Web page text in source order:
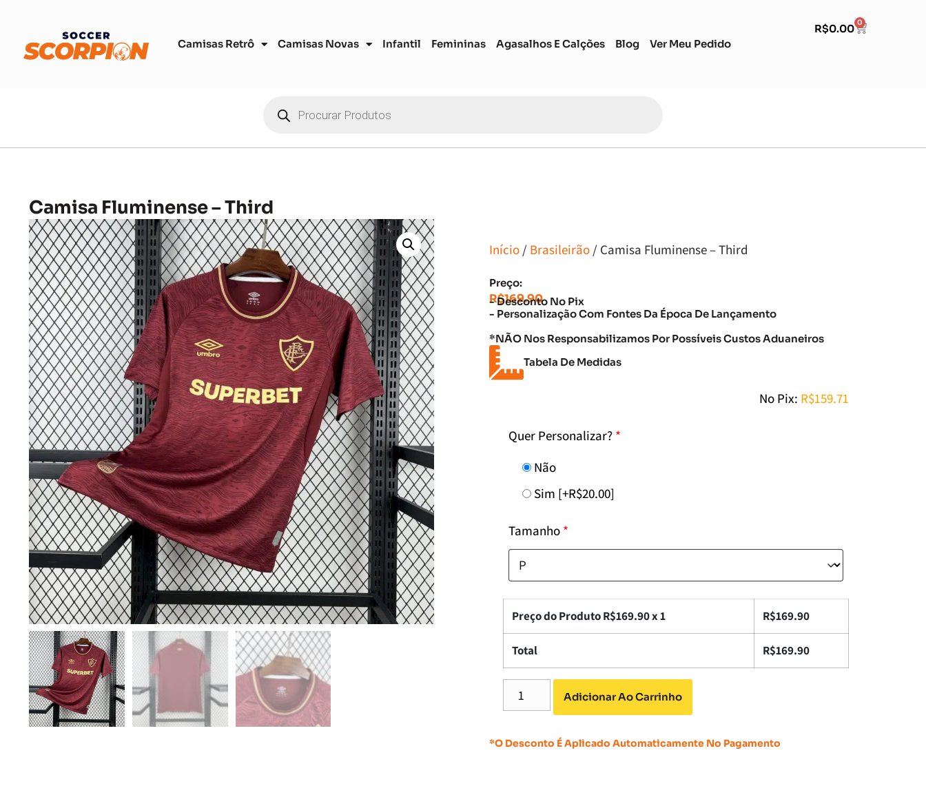
Camisas Retrô Camisas Novas Infantil Femininas Agasalhos E Calções Blog Ver Meu Pedido
R$0.00 0
Camisa Fluminense – Third
Início / Brasileirão / Camisa Fluminense – Third
Preço:
R$169.90
- Desconto No Pix
- Personalização Com Fontes Da Época De Lançamento
*NÃO Nos Responsabilizamos Por Possíveis Custos Aduaneiros
Tabela De Medidas
No Pix: R$159.71
Quer Personalizar? *
Não
Sim [+R$20.00]
Tamanho *
Preço do Produto R$169.90x 1 R$169.90
Total R$169.90
Adicionar Ao Carrinho
*O Desconto É Aplicado Automaticamente No Pagamento